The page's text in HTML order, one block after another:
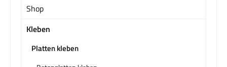
Shop
Kleben
Platten kleben